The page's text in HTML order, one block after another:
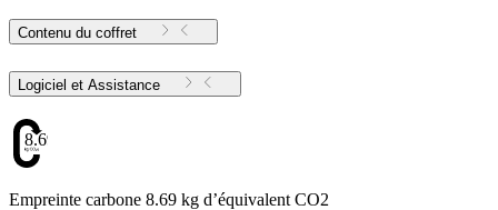
Contenu du coffret
Logiciel et Assistance
8.69
Empreinte carbone 8.69 kg d’équivalent CO2